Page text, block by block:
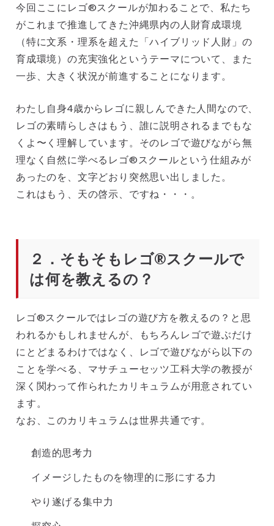
今回ここにレゴ®スクールが加わることで、私たち
がこれまで推進してきた沖縄県内の人財育成環境
（特に文系・理系を超えた「ハイブリッド人財」の
育成環境）の充実強化というテーマについて、また
一歩、大きく状況が前進することになります。
わたし自身4歳からレゴに親しんできた人間なので、
レゴの素晴らしさはもう、誰に説明されるまでもな
くよ〜く理解しています。そのレゴで遊びながら無
理なく自然に学べるレゴ®スクールという仕組みが
あったのを、文字どおり突然思い出しました。
これはもう、天の啓示、ですね・・・。
２．そもそもレゴ®スクールで
は何を教えるの？
レゴ®スクールではレゴの遊び方を教えるの？と思
われるかもしれませんが、もちろんレゴで遊ぶだけ
にとどまるわけではなく、レゴで遊びながら以下の
ことを学べる、マサチューセッツ工科大学の教授が
深く関わって作られたカリキュラムが用意されてい
ます。
なお、このカリキュラムは世界共通です。
創造的思考力
イメージしたものを物理的に形にする力
やり遂げる集中力